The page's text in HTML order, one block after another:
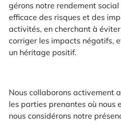
gérons notre rendement
efficace des risques et des
activités, en cherchant à
corriger les impacts négatifs,
un héritage positif.
Nous collaborons activement
les parties prenantes où nous
nous considérons notre